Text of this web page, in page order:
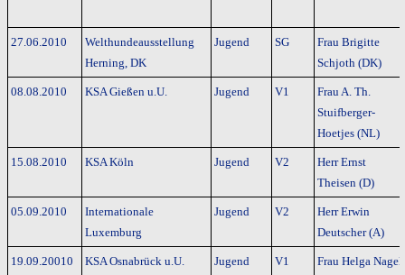
27.06.2010
Welthundeausstellung
Herning, DK
Jugend SG
Frau Brigitte
Schjoth (DK)
08.08.2010 KSA Gießen u.U. Jugend V1
Frau A. Th.
Stuifberger-
Hoetjes (NL)
15.08.2010 KSA Köln Jugend V2
Herr Ernst
Theisen (D)
05.09.2010
Internationale
Luxemburg
Jugend V2
Herr Erwin
Deutscher (A)
19.09.20010 KSA Osnabrück u.U. Jugend V1
Frau Helga Nagel